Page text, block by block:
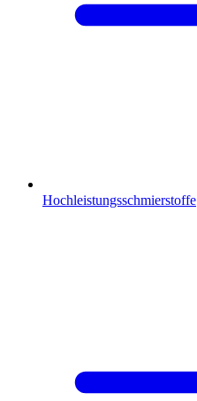
Hochleistungsschmierstoffe